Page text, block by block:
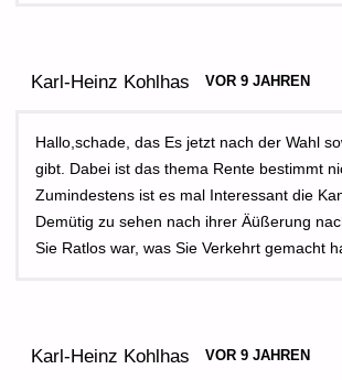
Karl-Heinz Kohlhas VOR 9 JAHREN
Hallo,schade, das Es jetzt nach der Wahl
gibt. Dabei ist das thema Rente bestimmt
Zumindestens ist es mal Interessant die
Demütig zu sehen nach ihrer Äüßerung
Sie Ratlos war, was Sie Verkehrt gemacht
Karl-Heinz Kohlhas VOR 9 JAHREN